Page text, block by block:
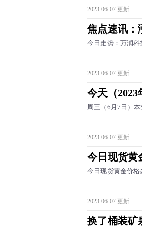
2023-06-07 更新
焦点速讯：
今日走势：万润
2023-06-07 更新
今天（
周三（6月7日）
2023-06-07 更新
今日现货黄
今日现货黄金价格
2023-06-07 更新
换了桶装矿